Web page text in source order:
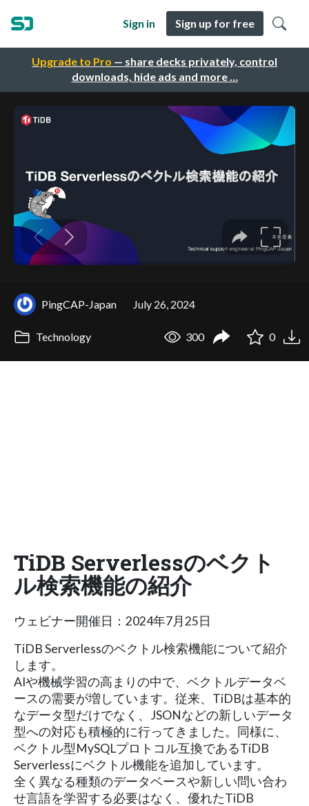
Upgrade to Pro — share decks privately, control
downloads, hide ads and more …
Sign in Sign up for free
PingCAP-Japan July 26, 2024
Technology 300 0
TiDB Serverlessのベクト
ル検索機能の紹介
ウェビナー開催日：2024年7月25日
TiDB Serverlessのベクトル検索機能について紹介
します。
AIや機械学習の高まりの中で、ベクトルデータベ
ースの需要が増しています。従来、TiDBは基本的
なデータ型だけでなく、JSONなどの新しいデータ
型への対応も積極的に行ってきました。同様に、
ベクトル型MySQLプロトコル互換であるTiDB
Serverlessにベクトル機能を追加しています。
全く異なる種類のデータベースや新しい問い合わ
せ言語を学習する必要はなく、優れたTiDB